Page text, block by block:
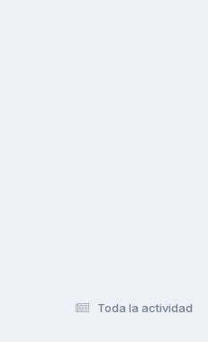
Toda la actividad